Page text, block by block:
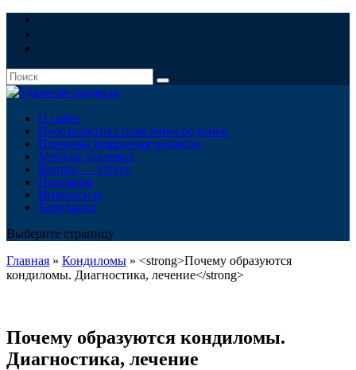
О сайте
Профилактика появления родинок
Причины появления родинок
Методы удаления
Вопрос — Ответ
Партнёры
Интересное
Бородавки
Выберите страницу
Главная » Кондиломы » <strong>Почему образуются
кондиломы. Диагностика, лечение</strong>
Почему образуются кондиломы.
Диагностика, лечение